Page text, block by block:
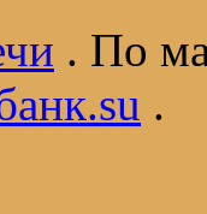
. По
.